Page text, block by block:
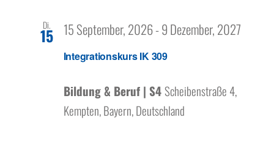
Di.
15
Integrationskurs IK 309
15 September, 2026-9 Dezember, 2027
Bildung & Beruf | S4 Scheibenstraße 4,
Kempten, Bayern, Deutschland